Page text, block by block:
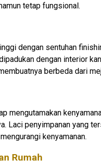
tetap fungsional.
dengan sentuhan
dengan interior
berbeda dari
mengutamakan
Laci penyimpanan yang
kenyamanan.
Rumah